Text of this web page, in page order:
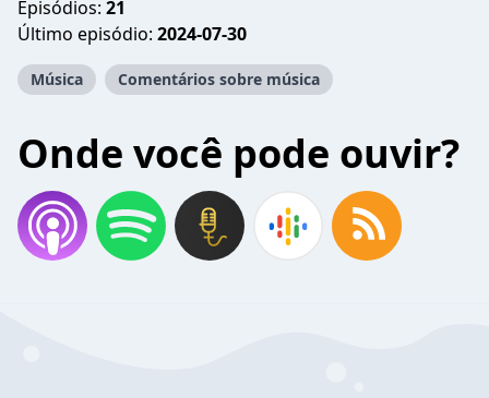
Episódios: 21
Último episódio: 2024-07-30
Música Comentários sobre música
Onde você pode ouvir?